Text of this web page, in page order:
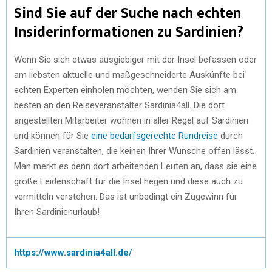
Sind Sie auf der Suche nach echten
Insiderinformationen zu Sardinien?
Wenn Sie sich etwas ausgiebiger mit der Insel befassen oder
am liebsten aktuelle und maßgeschneiderte Auskünfte bei
echten Experten einholen möchten, wenden Sie sich am
besten an den Reiseveranstalter Sardinia4all. Die dort
angestellten Mitarbeiter wohnen in aller Regel auf Sardinien
und können für Sie eine bedarfsgerechte Rundreise durch
Sardinien veranstalten, die keinen Ihrer Wünsche offen lässt.
Man merkt es denn dort arbeitenden Leuten an, dass sie eine
große Leidenschaft für die Insel hegen und diese auch zu
vermitteln verstehen. Das ist unbedingt ein Zugewinn für
Ihren Sardinienurlaub!
https://www.sardinia4all.de/